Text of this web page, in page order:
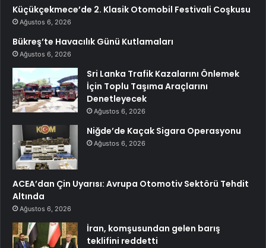
Küçükçekmece’de 2. Klasik Otomobil Festivali Coşkusu
Ağustos 6, 2026
Bükreş’te Havacılık Günü Kutlamaları
Ağustos 6, 2026
Sri Lanka Trafik Kazalarını Önlemek
İçin Toplu Taşıma Araçlarını
Denetleyecek
Ağustos 6, 2026
Niğde’de Kaçak Sigara Operasyonu
Ağustos 6, 2026
ACEA’dan Çin Uyarısı: Avrupa Otomotiv Sektörü Tehdit
Altında
Ağustos 6, 2026
İran, komşusundan gelen barış
teklifini reddetti